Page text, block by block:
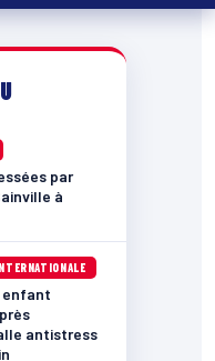
par
à
enfant
antistress